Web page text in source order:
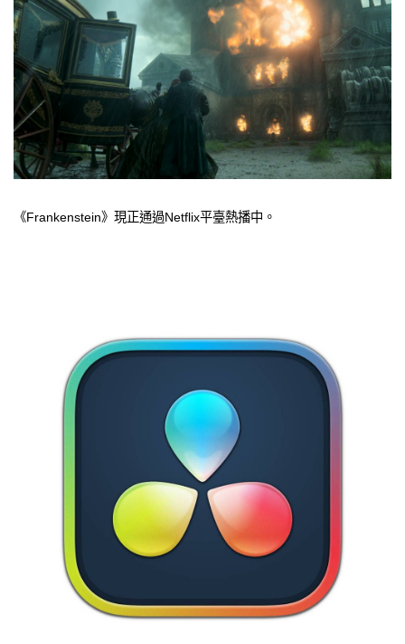
《Frankenstein》現正通過Netflix平臺熱播中。